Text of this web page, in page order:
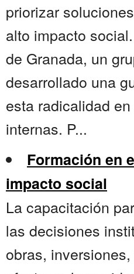
priorizar
alto impacto
de Granada, un
desarrollado una
esta radicalidad
internas. P...
Formación en
impacto social
La capacitación
las decisiones
obras,